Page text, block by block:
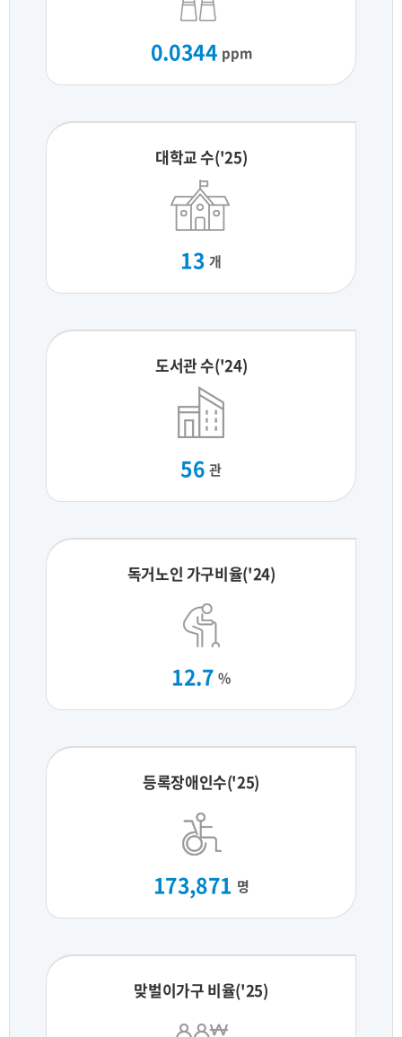
0.0344 ppm
대학교 수('25)
13 개
도서관 수('24)
56 관
독거노인 가구비율('24)
12.7 %
등록장애인수('25)
173,871 명
맞벌이가구 비율('25)